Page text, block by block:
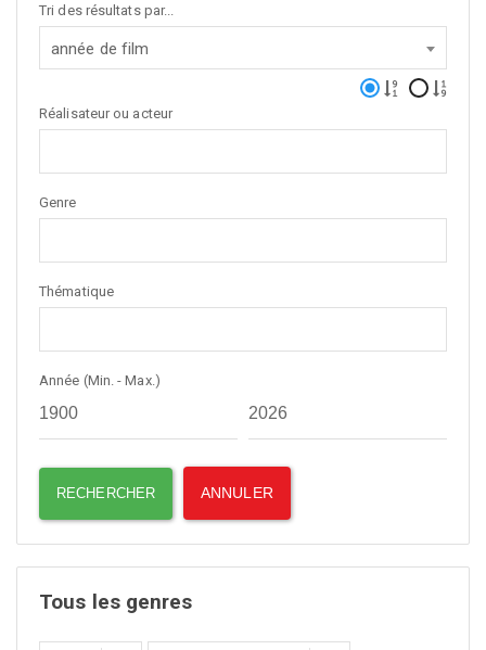
Tri des résultats par...
année de film
Réalisateur ou acteur
Genre
Thématique
Année (Min. - Max.)
Tous les genres